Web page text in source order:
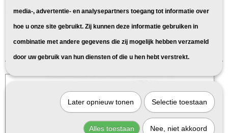
Samsung CLX-3185FN laserprinter:
media-, advertentie- en analysepartners toegang tot informatie over
hoe u onze site gebruikt. Zij kunnen deze informatie gebruiken in
combinatie met andere gegevens die zij mogelijk hebben verzameld
door uw gebruik van hun diensten of die u hen hebt verstrekt.
Later opnieuw tonen Selectie toestaan
Alles toestaan Nee, niet akkoord